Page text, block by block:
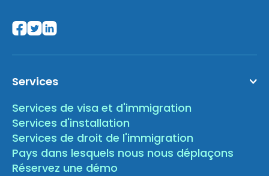
Services
Services de visa et d'immigration
Services d'installation
Services de droit de l'immigration
Pays dans lesquels nous nous déplaçons
Réservez une démo